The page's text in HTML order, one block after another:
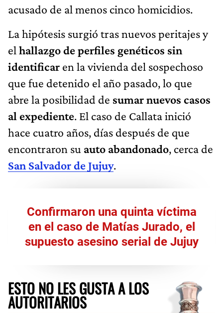
acusado de al menos cinco homicidios.
La hipótesis surgió trasnuevos peritajes y
el hallazgo de perfiles genéticos sin
identificar en la vivienda del sospechoso
que fue detenido el año pasado, lo que
abre la posibilidad de sumar nuevos casos
al expediente. El caso de Callata inició
hace cuatro años, días después de que
encontraron su auto abandonado, cerca de
San Salvador de Jujuy.
Confirmaron una quinta víctima
en el caso de Matías Jurado, el
supuesto asesino serial de Jujuy
ESTO NO LES GUSTA A LOS
AUTORITARIOS